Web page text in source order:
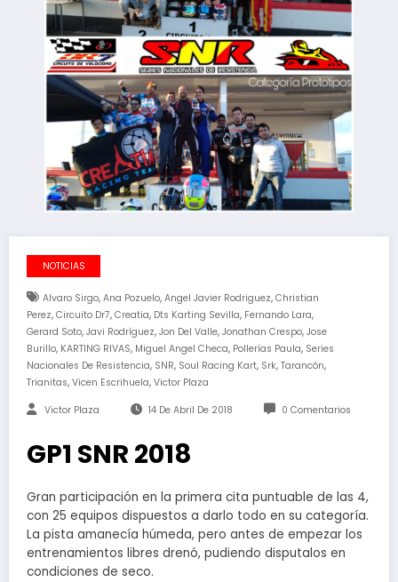
NOTICIAS
Alvaro Sirgo, Ana Pozuelo, Angel Javier Rodriguez, Christian
Perez, Circuito Dr7, Creatia, Dts Karting Sevilla, Fernando Lara,
Gerard Soto, Javi Rodríguez, Jon Del Valle, Jonathan Crespo, Jose
Burillo, KARTING RIVAS, Miguel Angel Checa, Pollerías Paula, Series
Nacionales De Resistencia, SNR, Soul Racing Kart, Srk, Tarancón,
Trianitas, Vicen Escrihuela, Victor Plaza
Victor Plaza 14 De Abril De 2018 0 Comentarios
GP1 SNR 2018
Gran participación en la primera cita puntuable de las 4,
con 25 equipos dispuestos a darlo todo en su categoría.
La pista amanecía húmeda, pero antes de empezar los
entrenamientos libres drenó, pudiendo disputalos en
condiciones de seco.